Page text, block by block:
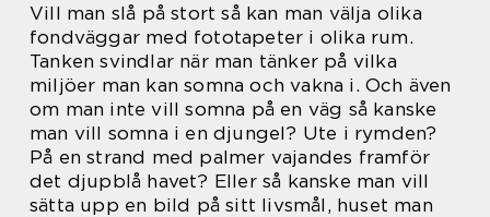
Vill man slå på stort så kan man välja olika
fondväggar med fototapeter i olika rum.
Tanken svindlar när man tänker på vilka
miljöer man kan somna och vakna i. Och även
om man inte vill somna på en väg så kanske
man vill somna i en djungel? Ute i rymden?
På en strand med palmer vajandes framför
det djupblå havet? Eller så kanske man vill
sätta upp en bild på sitt livsmål, huset man